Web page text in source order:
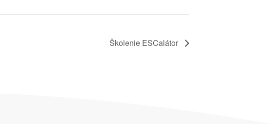
Školenie ESCalátor